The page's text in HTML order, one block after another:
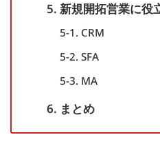
5. 新規開拓営業に役
5-1. CRM
5-2. SFA
5-3. MA
6. まとめ